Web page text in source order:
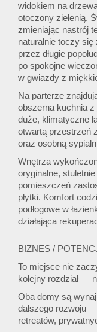
widokiem na
otoczony zielenią.
zmieniając nastrój
naturalnie toczy się
przez długie
po spokojne
w gwiazdy z
Na parterze
obszerna kuchnia z
duże, klimatyczne
otwartą przestrzeń
oraz osobną
Wnętrza
oryginalne,
pomieszczeń
płytki. Komfort
podłogowe w
działająca
BIZNES /
To miejsce nie
kolejny rozdział —
Oba domy są
dalszego rozwoju
retreatów,